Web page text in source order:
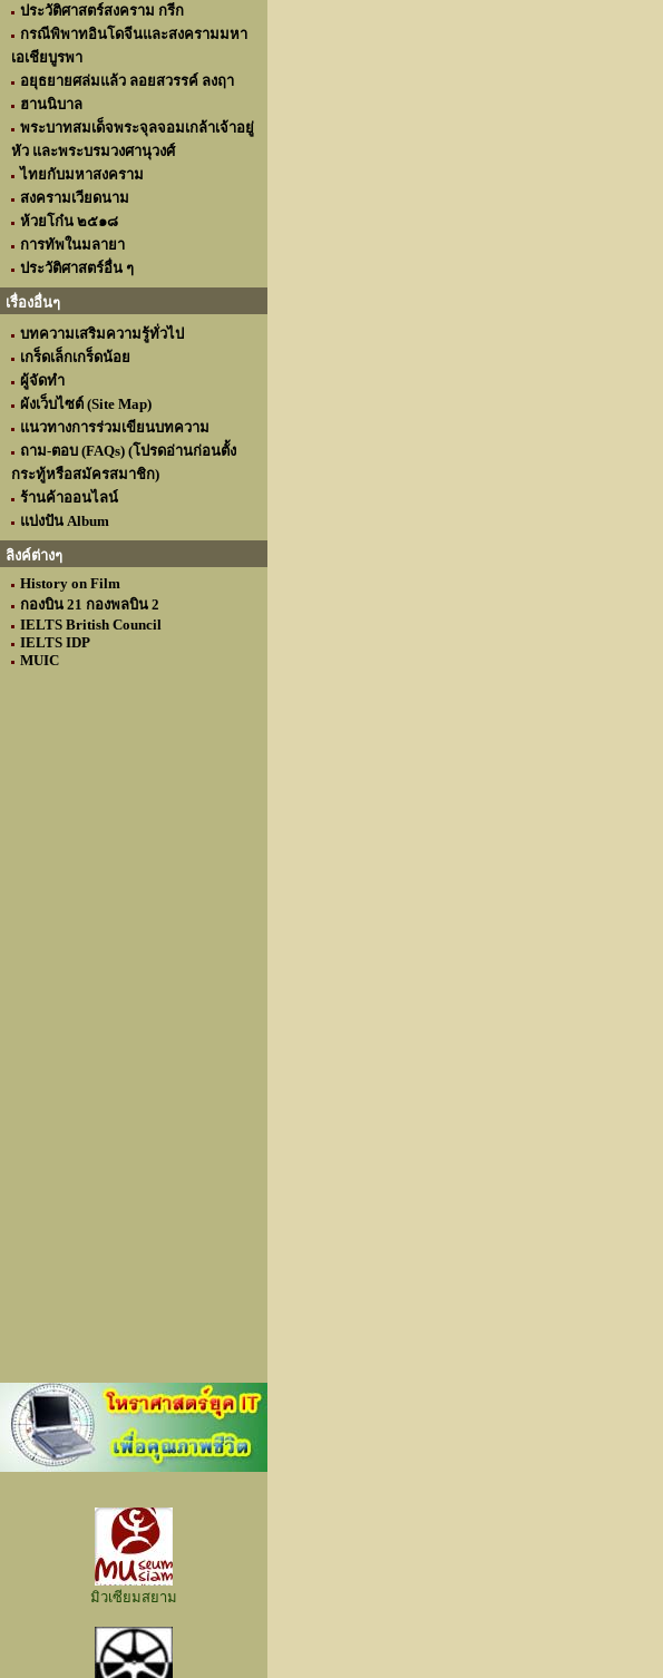
ประวัติศาสตร์สงคราม กรีก
กรณีพิพาทอินโดจีนและสงครามมหา
เอเชียบูรพา
อยุธยายศล่มแล้ว ลอยสวรรค์ ลงฤา
ฮานนิบาล
พระบาทสมเด็จพระจุลจอมเกล้าเจ้าอยู่
หัว และพระบรมวงศานุวงศ์
ไทยกับมหาสงคราม
สงครามเวียดนาม
ห้วยโก๋น ๒๕๑๘
การทัพในมลายา
ประวัติศาสตร์อื่น ๆ
เรื่องอื่นๆ
บทความเสริมความรู้ทั่วไป
เกร็ดเล็กเกร็ดน้อย
ผู้จัดทำ
ผังเว็บไซต์ (Site Map)
แนวทางการร่วมเขียนบทความ
ถาม-ตอบ (FAQs) (โปรดอ่านก่อนตั้ง
กระทู้หรือสมัครสมาชิก)
ร้านค้าออนไลน์
แบ่งปัน Album
ลิงค์ต่างๆ
History on Film
กองบิน 21 กองพลบิน 2
IELTS British Council
IELTS IDP
MUIC
มิวเซียมสยาม